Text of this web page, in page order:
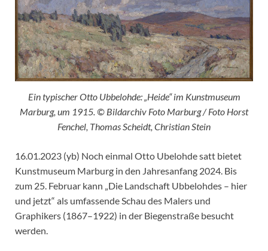
Ein typischer Otto Ubbelohde: „Heide“ im Kunstmuseum
Marburg, um 1915. © Bildarchiv Foto Marburg / Foto Horst
Fenchel, Thomas Scheidt, Christian Stein
16.01.2023 (yb) Noch einmal Otto Ubelohde satt bietet
Kunstmuseum Marburg in den Jahresanfang 2024. Bis
zum 25. Februar kann „Die Landschaft Ubbelohdes – hier
und jetzt“ als umfassende Schau des Malers und
Graphikers (1867–1922) in der Biegenstraße besucht
werden.